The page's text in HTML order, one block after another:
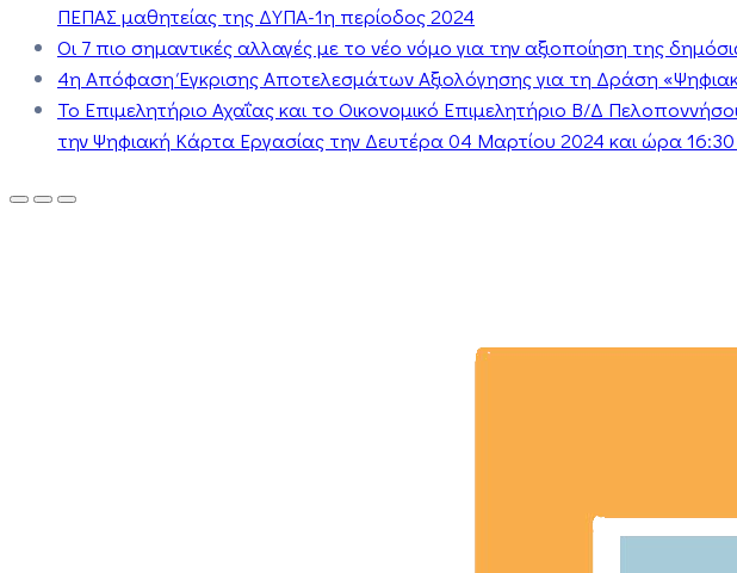
ΠΕΠΑΣ μαθητείας της ΔΥΠΑ-1η περίοδος 2024
Οι 7 πιο σημαντικές αλλαγές με το νέο νόμο για την αξιοποίηση της
4η Απόφαση Έγκρισης Αποτελεσμάτων Αξιολόγησης για τη Δράση
Το Επιμελητήριο Αχαΐας και το Οικονομικό Επιμελητήριο Β/Δ
την Ψηφιακή Κάρτα Εργασίας την Δευτέρα 04 Μαρτίου 2024 και ώρα